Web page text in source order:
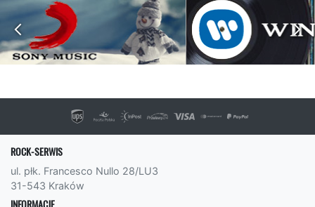
ROCK-SERWIS
ul. płk. Francesco Nullo 28/LU3
31-543 Kraków
INFORMACJE